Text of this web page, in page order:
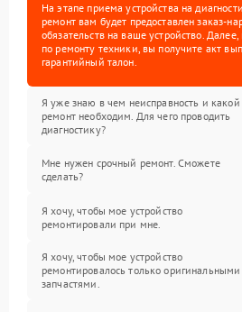
На этапе приема устройства на
ремонт вам будет предоставлен заказ-
обязательств на ваше устройство.
по ремонту техники, вы получите акт
гарантийный талон.
Я уже знаю в чем неисправность и какой
ремонт необходим. Для чего проводить
диагностику?
Мне нужен срочный ремонт. Сможете
сделать?
Я хочу, чтобы мое устройство
ремонтировали при мне.
Я хочу, чтобы мое устройство
ремонтировалось только оригинальными
запчастями.